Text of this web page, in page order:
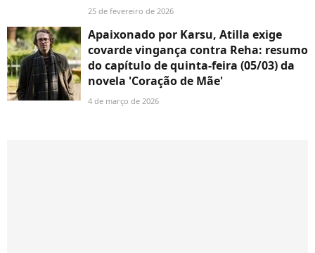
25 de fevereiro de 2026
Apaixonado por Karsu, Atilla exige
covarde vingança contra Reha: resumo
do capítulo de quinta-feira (05/03) da
novela 'Coração de Mãe'
4 de março de 2026